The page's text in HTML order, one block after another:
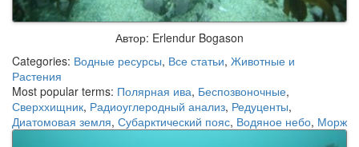
Автор: Erlendur Bogason
Categories: Водные ресурсы, Все статьи, Животные и
Растения
Most popular terms: Полярная ива, Беспозвоночные,
Сверххищник, Радиоуглеродный анализ, Редуценты,
Диатомовая земля, Субарктический пояс, Водяное небо, Морж